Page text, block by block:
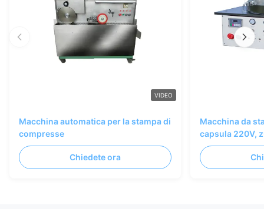
VIDEO
Macchina automatica per la stampa di
compresse
Chiedete ora
Macchina da
capsula 220V,
immagini